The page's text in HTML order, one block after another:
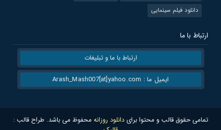
دانلود فیلم سینمایی
ارتباط با ما
ارتباط با ما و تبلیغات
ایمیل ما : Arash_Mash007[at]yahoo.com
تمامی حقوق قالب و محتوا برایدانلود روزانه محفوظ می باشد. طراح قالب :